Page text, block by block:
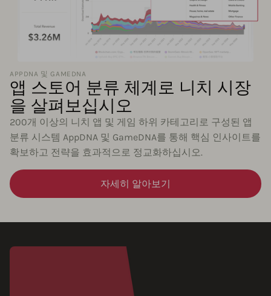
APPDNA 및 GAMEDNA
앱 스토어 분류 체계로 니치 시장
을 살펴보십시오
200개 이상의 니치 앱 및 게임 하위 카테고리로 구성된 앱
분류 시스템 AppDNA 및 GameDNA를 통해 핵심 인사이트를
확보하고 전략을 효과적으로 정교화하십시오.
자세히 알아보기